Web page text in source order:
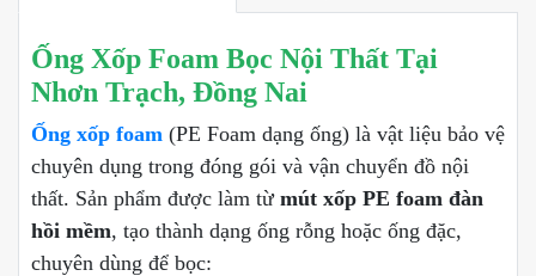
Ống Xốp Foam Bọc Nội Thất Tại
Nhơn Trạch, Đồng Nai
Ống xốp foam (PE Foam dạng ống) là vật liệu bảo vệ
chuyên dụng trong đóng gói và vận chuyển đồ nội
thất. Sản phẩm được làm từ mút xốp PE foam đàn
hồi mềm, tạo thành dạng ống rỗng hoặc ống đặc,
chuyên dùng để bọc: